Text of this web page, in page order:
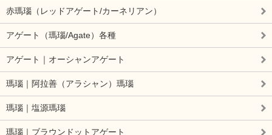
赤瑪瑙（レッドアゲート/カーネリアン）
アゲート（瑪瑙/Agate）各種
アゲート｜オーシャンアゲート
瑪瑙｜阿拉善（アラシャン）瑪瑙
瑪瑙｜塩源瑪瑙
瑪瑙｜ブラウンドットアゲート